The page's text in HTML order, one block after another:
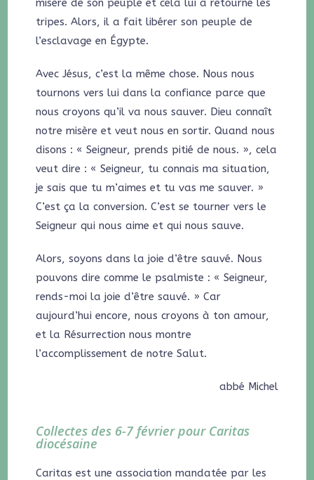
misère de son peuple et cela lui a retourné les
tripes. Alors, il a fait libérer son peuple de
l’esclavage en Égypte.
Avec Jésus, c’est la même chose. Nous nous
tournons vers lui dans la confiance parce que
nous croyons qu’il va nous sauver. Dieu connaît
notre misère et veut nous en sortir. Quand nous
disons : « Seigneur, prends pitié de nous. », cela
veut dire : « Seigneur, tu connais ma situation,
je sais que tu m’aimes et tu vas me sauver. »
C’est ça la conversion. C’est se tourner vers le
Seigneur qui nous aime et qui nous sauve.
Alors, soyons dans la joie d’être sauvé. Nous
pouvons dire comme le psalmiste : « Seigneur,
rends-moi la joie d’être sauvé. » Car
aujourd’hui encore, nous croyons à ton amour,
et la Résurrection nous montre
l’accomplissement de notre Salut.
abbé Michel
Collectes des 6-7 février pour Caritas
diocésaine
Caritas est une association mandatée par les